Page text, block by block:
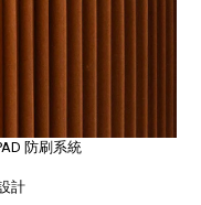
防刷系統
計